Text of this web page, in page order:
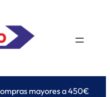
mayores a 450€